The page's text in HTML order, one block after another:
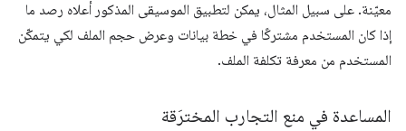
معيّنة. على سبيل المثال، يمكن لتطبيق الموسيقى المذكور أعلاه رصد ما
إذا كان المستخدم مشتركًا في خطة بيانات وعرض حجم الملف لكي يتمكّن
المستخدم من معرفة تكلفة الملف.
المساعدة في منع التجارب المخترَقة